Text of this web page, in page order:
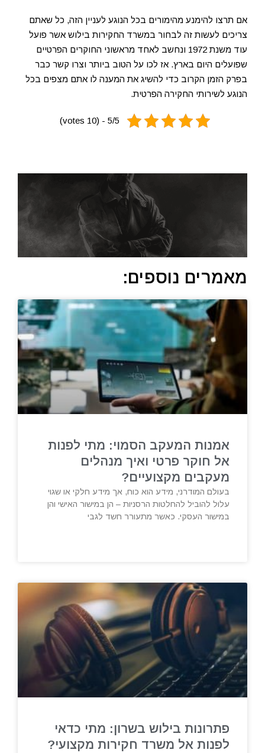
אם תרצו להימנע מהימורים בכל הנוגע לעניין הזה, כל שאתם
צריכים לעשות זה לבחור במשרד החקירות בילוש אשר פועל
עוד משנת 1972 ונחשב לאחד מראשוני החוקרים הפרטיים
שפועלים היום בארץ. אז לכו על הטוב ביותר וצרו קשר כבר
בפרק הזמן הקרוב כדי להשיג את המענה לו אתם מצפים בכל
הנוגע לשירותי החקירה הפרטית.
5/5 - (10 votes)
מאמרים נוספים:
אמנות המעקב הסמוי: מתי לפנות
אל חוקר פרטי ואיך מנהלים
מעקבים מקצועיים?
בעולם המודרני, מידע הוא כוח, אך מידע חלקי או שגוי
עלול להוביל להחלטות הרסניות – הן במישור האישי והן
במישור העסקי. כאשר מתעורר חשד לגבי
פתרונות בילוש בשרון: מתי כדאי
לפנות אל משרד חקירות מקצועי?